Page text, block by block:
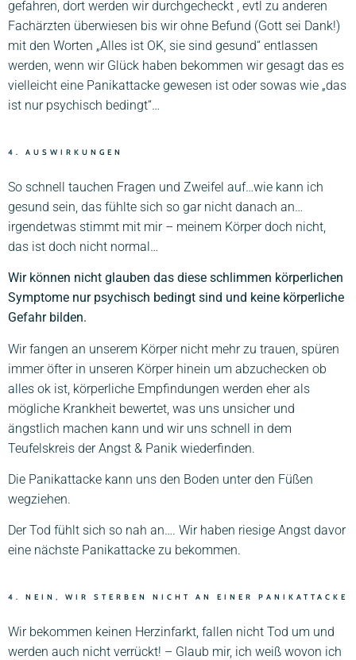
gefahren, dort werden wir durchgecheckt , evtl zu anderen
Fachärzten überwiesen bis wir ohne Befund (Gott sei Dank!)
mit den Worten „Alles ist OK, sie sind gesund“ entlassen
werden, wenn wir Glück haben bekommen wir gesagt das es
vielleicht eine Panikattacke gewesen ist oder sowas wie „das
ist nur psychisch bedingt“…
4. AUSWIRKUNGEN
So schnell tauchen Fragen und Zweifel auf…wie kann ich
gesund sein, das fühlte sich so gar nicht danach an…
irgendetwas stimmt mit mir – meinem Körper doch nicht,
das ist doch nicht normal…
Wir können nicht glauben das diese schlimmen körperlichen
Symptome nur psychisch bedingt sind und keine körperliche
Gefahr bilden.
Wir fangen an unserem Körper nicht mehr zu trauen, spüren
immer öfter in unseren Körper hinein um abzuchecken ob
alles ok ist, körperliche Empfindungen werden eher als
mögliche Krankheit bewertet, was uns unsicher und
ängstlich machen kann und wir uns schnell in dem
Teufelskreis der Angst & Panik wiederfinden.
Die Panikattacke kann uns den Boden unter den Füßen
wegziehen.
Der Tod fühlt sich so nah an…. Wir haben riesige Angst davor
eine nächste Panikattacke zu bekommen.
4. NEIN, WIR STERBEN NICHT AN EINER PANIKATTACKE
Wir bekommen keinen Herzinfarkt, fallen nicht Tod um und
werden auch nicht verrückt! – Glaub mir, ich weiß wovon ich